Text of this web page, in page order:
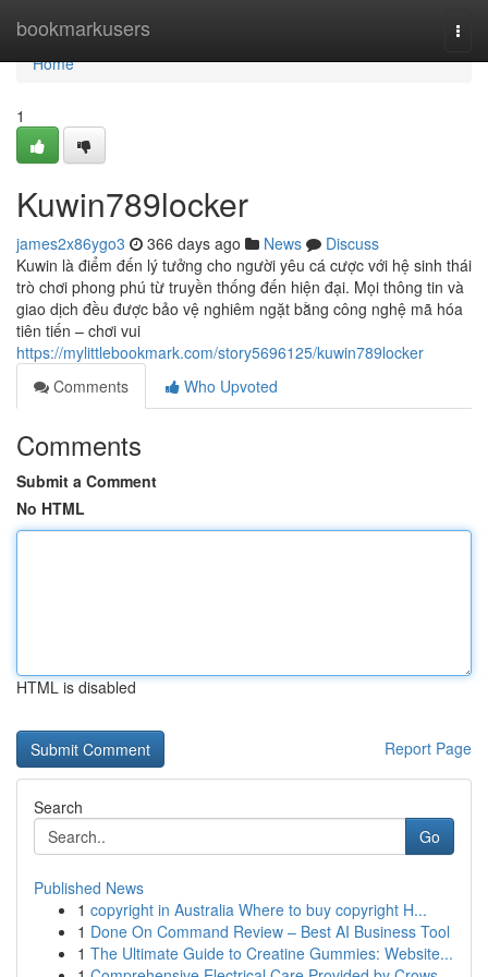
bookmarkusers
Home
Home
1
Kuwin789locker
james2x86ygo3 366 days ago News
Discuss
Kuwin là điểm đến lý tưởng cho người yêu cá cược với hệ sinh thái
trò chơi phong phú từ truyền thống đến hiện đại. Mọi thông tin và
giao dịch đều được bảo vệ nghiêm ngặt bằng công nghệ mã hóa
tiên tiến – chơi vui
https://mylittlebookmark.com/story5696125/kuwin789locker
Comments
Who Upvoted
Comments
Submit a Comment
No HTML
HTML is disabled
Report Page
Search
Go
Published News
1 copyright in Australia Where to buy copyright H...
1 Done On Command Review – Best AI Business Tool
1 The Ultimate Guide to Creatine Gummies: Website...